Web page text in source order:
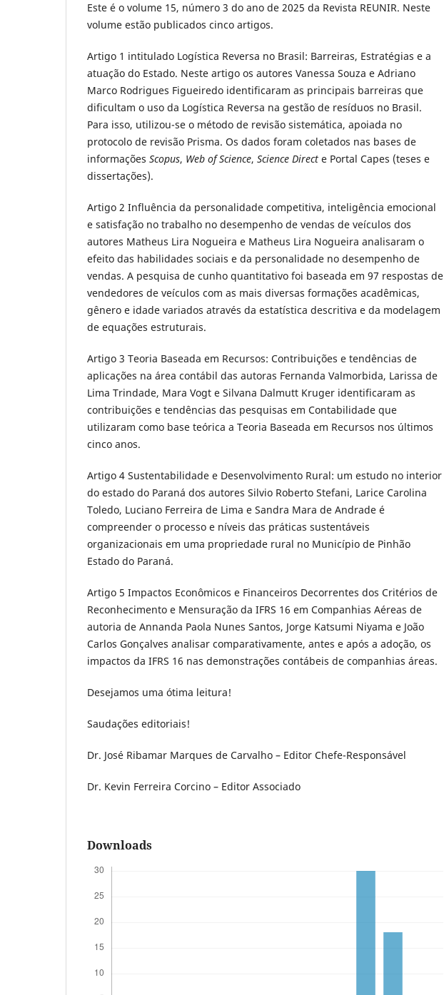
Este é o volume 15, número 3 do ano de 2025 da Revista REUNIR. Neste
volume estão publicados cinco artigos.
Artigo 1 intitulado Logística Reversa no Brasil: Barreiras, Estratégias e a
atuação do Estado. Neste artigo os autores Vanessa Souza e Adriano
Marco Rodrigues Figueiredo identificaram as principais barreiras que
dificultam o uso da Logística Reversa na gestão de resíduos no Brasil.
Para isso, utilizou-se o método de revisão sistemática, apoiada no
protocolo de revisão Prisma. Os dados foram coletados nas bases de
informações Scopus, Web of Science, Science Direct e Portal Capes (teses e
dissertações).
Artigo 2 Influência da personalidade competitiva, inteligência emocional
e satisfação no trabalho no desempenho de vendas de veículos dos
autores Matheus Lira Nogueira e Matheus Lira Nogueira analisaram o
efeito das habilidades sociais e da personalidade no desempenho de
vendas. A pesquisa de cunho quantitativo foi baseada em 97 respostas de
vendedores de veículos com as mais diversas formações acadêmicas,
gênero e idade variados através da estatística descritiva e da modelagem
de equações estruturais.
Artigo 3 Teoria Baseada em Recursos: Contribuições e tendências de
aplicações na área contábil das autoras Fernanda Valmorbida, Larissa de
Lima Trindade, Mara Vogt e Silvana Dalmutt Kruger identificaram as
contribuições e tendências das pesquisas em Contabilidade que
utilizaram como base teórica a Teoria Baseada em Recursos nos últimos
cinco anos.
Artigo 4 Sustentabilidade e Desenvolvimento Rural: um estudo no interior
do estado do Paraná dos autores Silvio Roberto Stefani, Larice Carolina
Toledo, Luciano Ferreira de Lima e Sandra Mara de Andrade é
compreender o processo e níveis das práticas sustentáveis
organizacionais em uma propriedade rural no Município de Pinhão
Estado do Paraná.
Artigo 5 Impactos Econômicos e Financeiros Decorrentes dos Critérios de
Reconhecimento e Mensuração da IFRS 16 em Companhias Aéreas de
autoria de Annanda Paola Nunes Santos, Jorge Katsumi Niyama e João
Carlos Gonçalves analisar comparativamente, antes e após a adoção, os
impactos da IFRS 16 nas demonstrações contábeis de companhias áreas.
Desejamos uma ótima leitura!
Saudações editoriais!
Dr. José Ribamar Marques de Carvalho – Editor Chefe-Responsável
Dr. Kevin Ferreira Corcino – Editor Associado
Downloads